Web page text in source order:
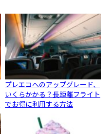
プレエコへのアップグレード、
いくらかかる？長距離フライト
でお得に利用する方法